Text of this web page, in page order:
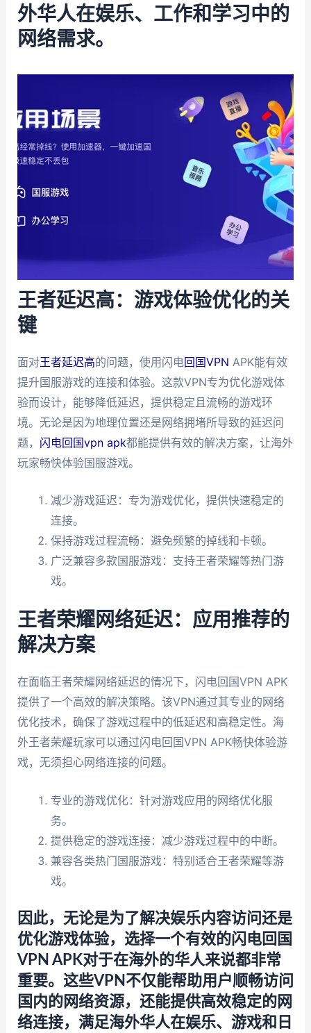
外华人在娱乐、工作和学习中的
网络需求。
王者延迟高：游戏体验优化的关
键
面对王者延迟高的问题，使用闪电回国VPN APK能有效
提升国服游戏的连接和体验。这款VPN专为优化游戏体
验而设计，能够降低延迟，提供稳定且流畅的游戏环
境。无论是因为地理位置还是网络拥堵所导致的延迟问
题， 闪电回国vpn apk都能提供有效的解决方案，让海外
玩家畅快体验国服游戏。
减少游戏延迟：专为游戏优化，提供快速稳定的
连接。
保持游戏过程流畅：避免频繁的掉线和卡顿。
广泛兼容多款国服游戏：支持王者荣耀等热门游
戏。
王者荣耀网络延迟：应用推荐的
解决方案
在面临王者荣耀网络延迟的情况下，闪电回国VPN APK
提供了一个高效的解决策略。该VPN通过其专业的网络
优化技术，确保了游戏过程中的低延迟和高稳定性。海
外王者荣耀玩家可以通过闪电回国VPN APK畅快体验游
戏，无须担心网络连接的问题。
专业的游戏优化：针对游戏应用的网络优化服
务。
提供稳定的游戏连接：减少游戏过程中的中断。
兼容各类热门国服游戏：特别适合王者荣耀等游
戏。
因此，无论是为了解决娱乐内容访问还是
优化游戏体验，选择一个有效的闪电回国
VPN APK对于在海外的华人来说都非常
重要。这些VPN不仅能帮助用户顺畅访问
国内的网络资源，还能提供高效稳定的网
络连接，满足海外华人在娱乐、游戏和日